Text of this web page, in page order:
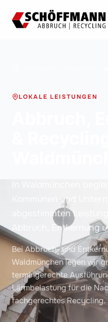
LOKALE LEISTUNGEN
In Waldmünchen
Kommunen und
abgestimmten
Abbruch, Entkernung
Bei Abbruch- und
Waldmünchen legen wir
termingerechte
Lärmbelastung für die
fachgerechtes Recycling.